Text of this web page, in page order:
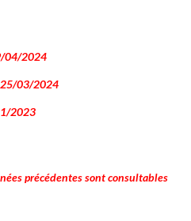
04/2024
25/03/2024
2023
précédentes sont consultables